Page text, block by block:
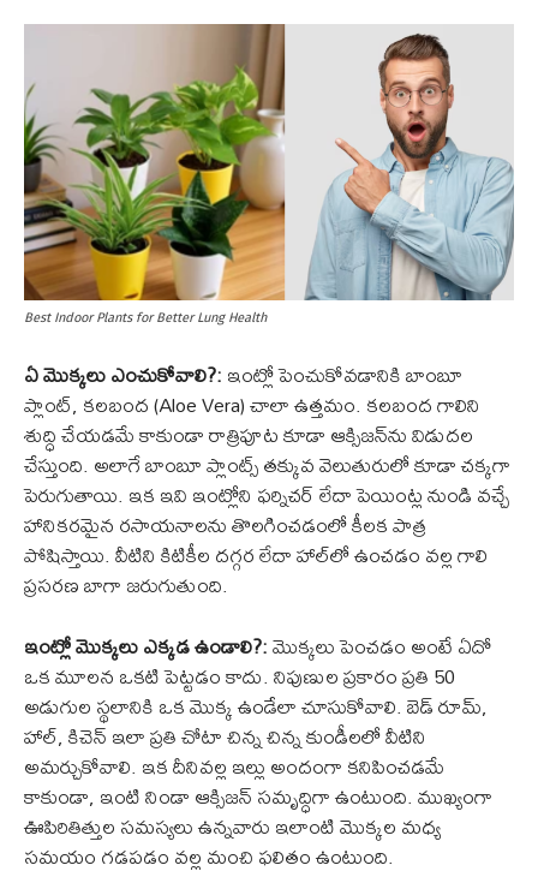
Best Indoor Plants for Better Lung Health
ఏ మొక్కలు ఎంచుకోవాలి?:ఇంట్లో పెంచుకోవడానికి బాంబూ
ప్లాంట్, కలబంద (Aloe Vera) చాలా ఉత్తమం. కలబంద గాలిని
శుద్ధి చేయడమే కాకుండా రాత్రిపూట కూడా ఆక్సిజన్‌ను విడుదల
చేస్తుంది. అలాగే బాంబూ ప్లాంట్స్ తక్కువ వెలుతురులో కూడా చక్కగా
పెరుగుతాయి. ఇక ఇవి ఇంట్లోని ఫర్నిచర్ లేదా పెయింట్ల నుండి వచ్చే
హానికరమైన రసాయనాలను తొలగించడంలో కీలక పాత్ర
పోషిస్తాయి. వీటిని కిటికీల దగ్గర లేదా హాల్‌లో ఉంచడం వల్ల గాలి
ప్రసరణ బాగా జరుగుతుంది.
ఇంట్లో మొక్కలు ఎక్కడ ఉండాలి?:మొక్కలు పెంచడం అంటే ఏదో
ఒక మూలన ఒకటి పెట్టడం కాదు. నిపుణుల ప్రకారం ప్రతి 50
అడుగుల స్థలానికి ఒక మొక్క ఉండేలా చూసుకోవాలి. బెడ్ రూమ్,
హాల్, కిచెన్ ఇలా ప్రతి చోటా చిన్న చిన్న కుండీలలో వీటిని
అమర్చుకోవాలి. ఇక దీనివల్ల ఇల్లు అందంగా కనిపించడమే
కాకుండా, ఇంటి నిండా ఆక్సిజన్ సమృద్ధిగా ఉంటుంది. ముఖ్యంగా
ఊపిరితిత్తుల సమస్యలు ఉన్నవారు ఇలాంటి మొక్కల మధ్య
సమయం గడపడం వల్ల మంచి ఫలితం ఉంటుంది.